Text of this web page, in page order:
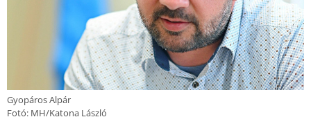
Gyopáros Alpár
Fotó: MH/Katona László